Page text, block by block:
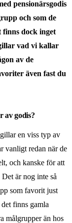
pensionärsgodis
och som de
finns dock inget
vad vi kallar
av de
även fast du
av godis?
en viss typ av
vanligt redan när de
och kanske för att
är nog inte så
som favorit just
finns gamla
målgrupper än hos